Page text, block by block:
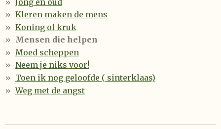
Kleren maken de mens
Koning of kruk
Mensen die helpen
Moed scheppen
Neem je niks voor!
Toen ik nog geloofde ( sinterklaas)
Weg met de angst